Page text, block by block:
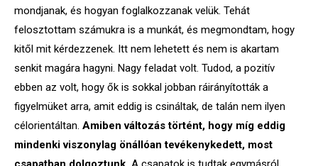
mondjanak, és hogyan foglalkozzanak velük. Tehát
felosztottam számukra is a munkát, és megmondtam, hogy
kitől mit kérdezzenek. Itt nem lehetett és nem is akartam
senkit magára hagyni. Nagy feladat volt. Tudod, a pozitív
ebben az volt, hogy ők is sokkal jobban ráirányították a
figyelmüket arra, amit eddig is csináltak, de talán nem ilyen
célorientáltan. Amiben változás történt, hogy míg eddig
mindenki viszonylag önállóan tevékenykedett, most